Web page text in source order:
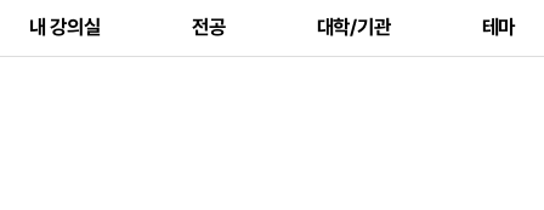
내 강의실 전공 대학/기관 테마